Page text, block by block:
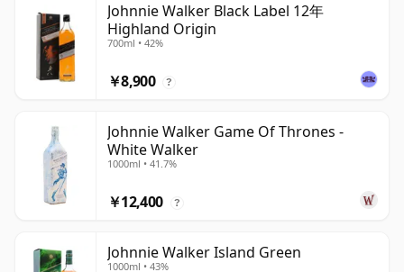
Johnnie Walker Black Label 12年
Highland Origin
700ml • 42%
￥8,900 ?
Johnnie Walker Game Of Thrones -
White Walker
1000ml • 41.7%
￥12,400 ?
Johnnie Walker Island Green
1000ml • 43%